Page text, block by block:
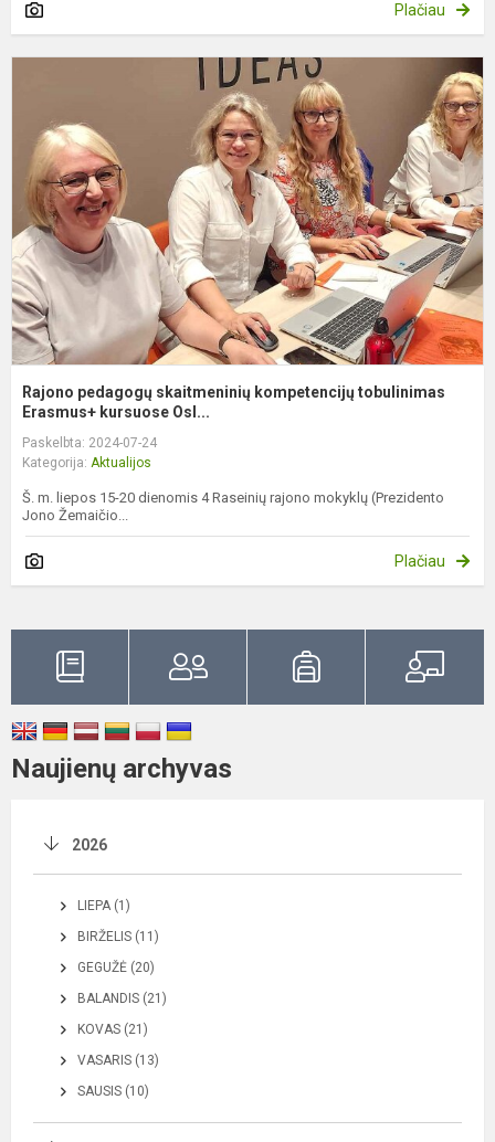
Plačiau
Rajono pedagogų skaitmeninių kompetencijų tobulinimas
Erasmus+ kursuose Osl...
Paskelbta: 2024-07-24
Kategorija: Aktualijos
Š. m. liepos 15-20 dienomis 4 Raseinių rajono mokyklų (Prezidento
Jono Žemaičio...
Plačiau
Naujienų archyvas
2026
LIEPA (1)
BIRŽELIS (11)
GEGUŽĖ (20)
BALANDIS (21)
KOVAS (21)
VASARIS (13)
SAUSIS (10)